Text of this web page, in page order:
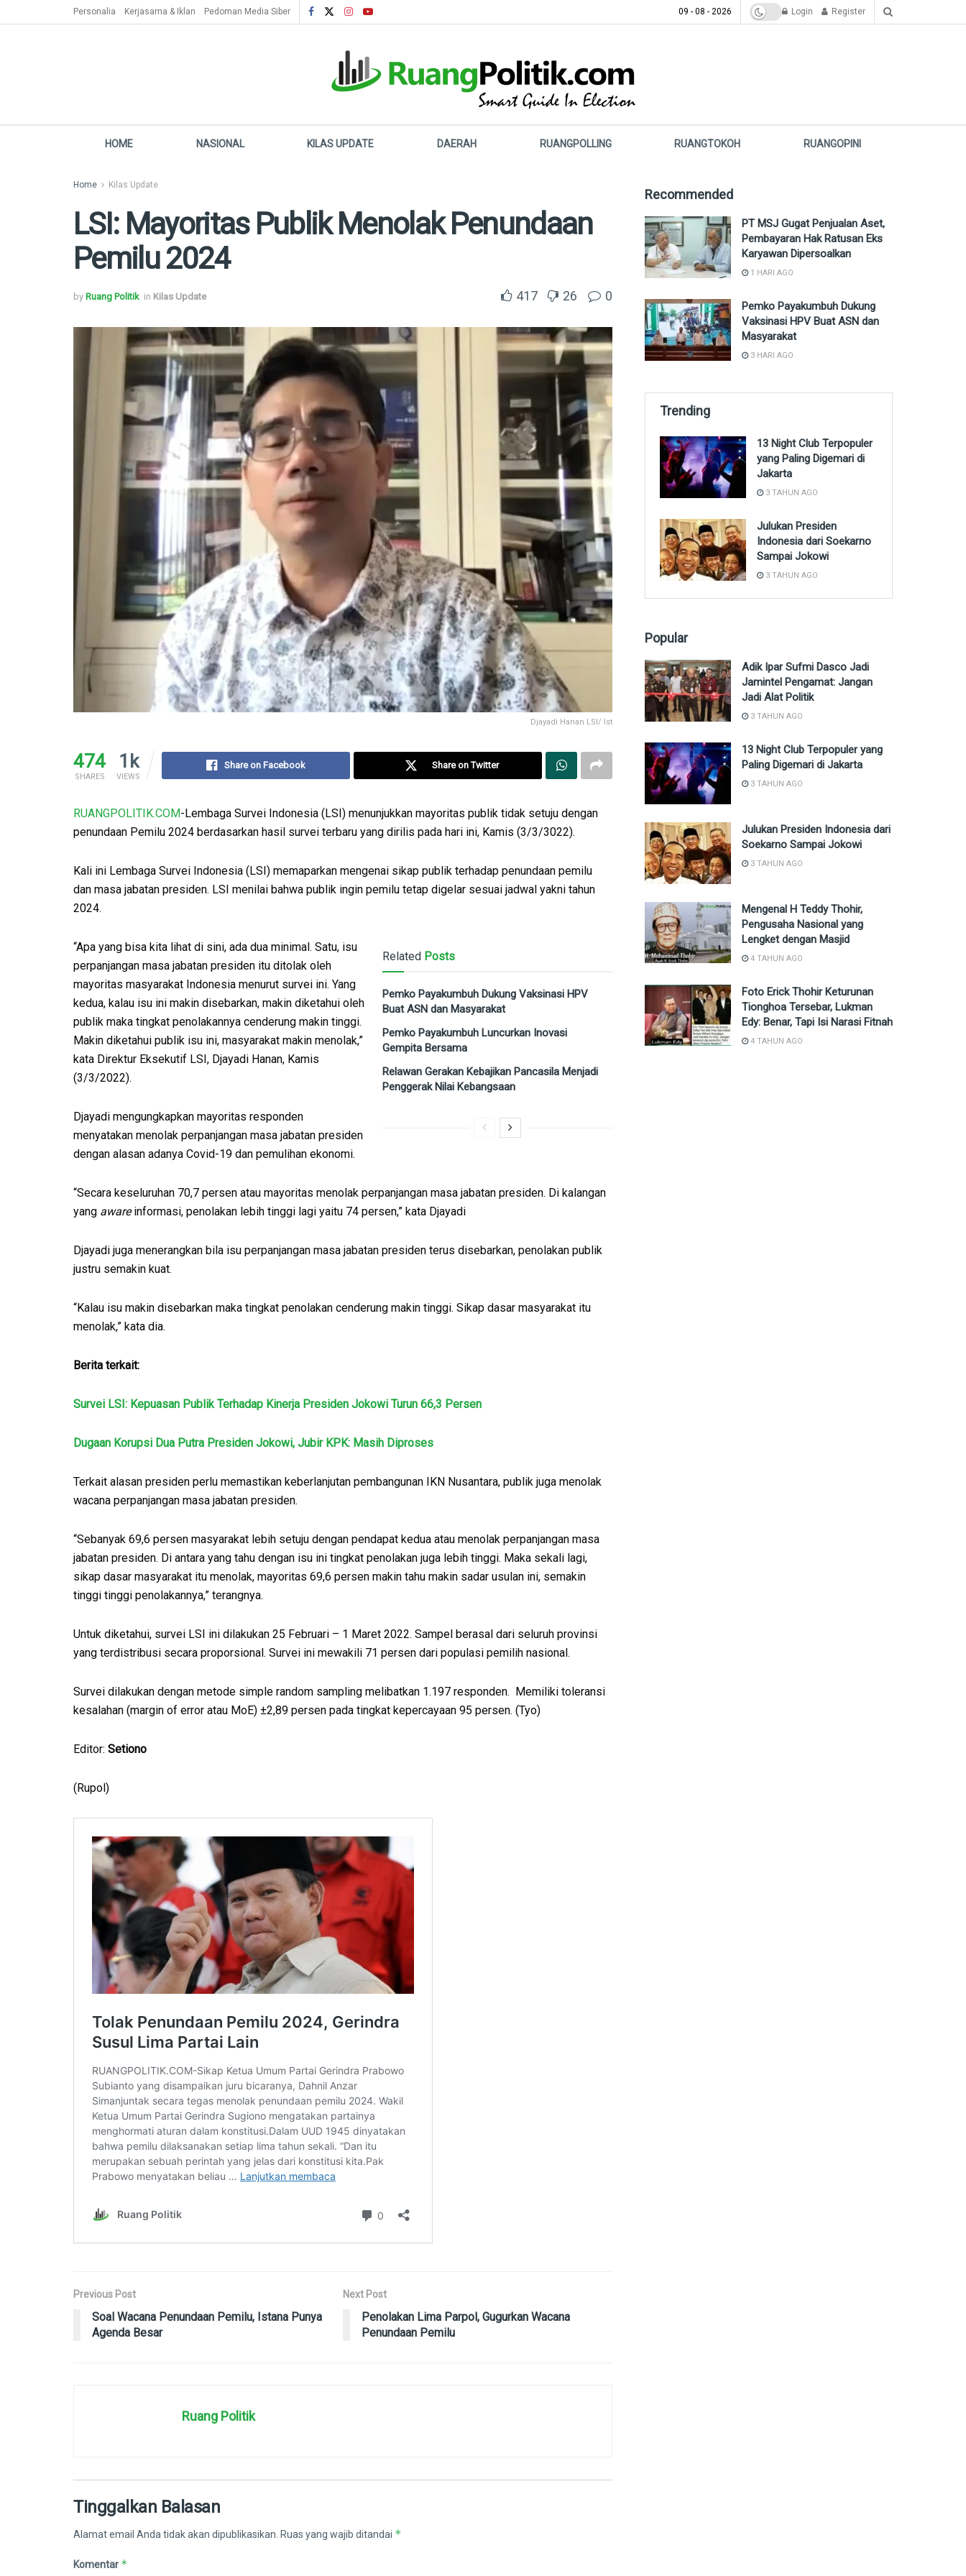
Personalia Kerjasama & Iklan Pedoman Media Siber 09 - 08 - 2026 Login Register
HOME NASIONAL KILAS UPDATE DAERAH RUANGPOLLING RUANGTOKOH RUANGOPINI
Home Kilas Update
LSI: Mayoritas Publik Menolak Penundaan
Pemilu 2024
by Ruang Politik in Kilas Update 417 26 0
Djayadi Hanan LSI/ Ist
474
SHARES
1k
VIEWS
Share on Facebook Share on Twitter
RUANGPOLITIK.COM-Lembaga Survei Indonesia (LSI) menunjukkan mayoritas publik tidak setuju dengan
penundaan Pemilu 2024 berdasarkan hasil survei terbaru yang dirilis pada hari ini, Kamis (3/3/3022).
Kali ini Lembaga Survei Indonesia (LSI) memaparkan mengenai sikap publik terhadap penundaan pemilu
dan masa jabatan presiden. LSI menilai bahwa publik ingin pemilu tetap digelar sesuai jadwal yakni tahun
2024.
Related Posts
Pemko Payakumbuh Dukung Vaksinasi HPV
Buat ASN dan Masyarakat
Pemko Payakumbuh Luncurkan Inovasi
Gempita Bersama
Relawan Gerakan Kebajikan Pancasila Menjadi
Penggerak Nilai Kebangsaan
“Apa yang bisa kita lihat di sini, ada dua minimal. Satu, isu
perpanjangan masa jabatan presiden itu ditolak oleh
mayoritas masyarakat Indonesia menurut survei ini. Yang
kedua, kalau isu ini makin disebarkan, makin diketahui oleh
publik maka tingkat penolakannya cenderung makin tinggi.
Makin diketahui publik isu ini, masyarakat makin menolak,”
kata Direktur Eksekutif LSI, Djayadi Hanan, Kamis
(3/3/2022).
Djayadi mengungkapkan mayoritas responden
menyatakan menolak perpanjangan masa jabatan presiden
dengan alasan adanya Covid-19 dan pemulihan ekonomi.
“Secara keseluruhan 70,7 persen atau mayoritas menolak perpanjangan masa jabatan presiden. Di kalangan
yang awareinformasi, penolakan lebih tinggi lagi yaitu 74 persen,” kata Djayadi
Djayadi juga menerangkan bila isu perpanjangan masa jabatan presiden terus disebarkan, penolakan publik
justru semakin kuat.
“Kalau isu makin disebarkan maka tingkat penolakan cenderung makin tinggi. Sikap dasar masyarakat itu
menolak,” kata dia.
Berita terkait:
Survei LSI: Kepuasan Publik Terhadap Kinerja Presiden Jokowi Turun 66,3 Persen
Dugaan Korupsi Dua Putra Presiden Jokowi, Jubir KPK: Masih Diproses
Terkait alasan presiden perlu memastikan keberlanjutan pembangunan IKN Nusantara, publik juga menolak
wacana perpanjangan masa jabatan presiden.
“Sebanyak 69,6 persen masyarakat lebih setuju dengan pendapat kedua atau menolak perpanjangan masa
jabatan presiden. Di antara yang tahu dengan isu ini tingkat penolakan juga lebih tinggi. Maka sekali lagi,
sikap dasar masyarakat itu menolak, mayoritas 69,6 persen makin tahu makin sadar usulan ini, semakin
tinggi tinggi penolakannya,” terangnya.
Untuk diketahui, survei LSI ini dilakukan 25 Februari – 1 Maret 2022. Sampel berasal dari seluruh provinsi
yang terdistribusi secara proporsional. Survei ini mewakili 71 persen dari populasi pemilih nasional.
Survei dilakukan dengan metode simple random sampling melibatkan 1.197 responden. Memiliki toleransi
kesalahan (margin of error atau MoE) ±2,89 persen pada tingkat kepercayaan 95 persen. (Tyo)
Editor: Setiono
(Rupol)
Previous Post
Soal Wacana Penundaan Pemilu, Istana Punya
Agenda Besar
Next Post
Penolakan Lima Parpol, Gugurkan Wacana
Penundaan Pemilu
Ruang Politik
Tinggalkan Balasan
Alamat email Anda tidak akan dipublikasikan. Ruas yang wajib ditandai *
Komentar *
Recommended
PT MSJ Gugat Penjualan Aset,
Pembayaran Hak Ratusan Eks
Karyawan Dipersoalkan
1 HARI AGO
Pemko Payakumbuh Dukung
Vaksinasi HPV Buat ASN dan
Masyarakat
3 HARI AGO
Trending
13 Night Club Terpopuler
yang Paling Digemari di
Jakarta
3 TAHUN AGO
Julukan Presiden
Indonesia dari Soekarno
Sampai Jokowi
3 TAHUN AGO
Popular
Adik Ipar Sufmi Dasco Jadi
Jamintel Pengamat: Jangan
Jadi Alat Politik
3 TAHUN AGO
13 Night Club Terpopuler yang
Paling Digemari di Jakarta
3 TAHUN AGO
Julukan Presiden Indonesia dari
Soekarno Sampai Jokowi
3 TAHUN AGO
Mengenal H Teddy Thohir,
Pengusaha Nasional yang
Lengket dengan Masjid
4 TAHUN AGO
Foto Erick Thohir Keturunan
Tionghoa Tersebar, Lukman
Edy: Benar, Tapi Isi Narasi Fitnah
4 TAHUN AGO